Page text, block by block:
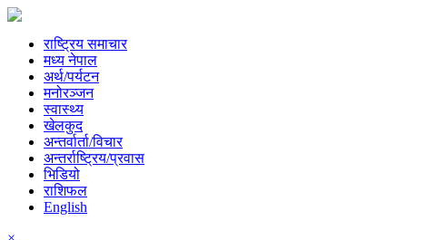
राष्ट्रिय समाचार
मध्य नेपाल
अर्थ/पर्यटन
मनोरञ्जन
स्वास्थ्य
खेलकुद
अन्तर्वार्ता/विचार
अन्तर्राष्ट्रिय/प्रवास
भिडियो
राशिफल
English